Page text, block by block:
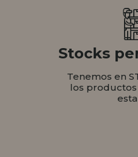
Stocks
Tenemos en
los